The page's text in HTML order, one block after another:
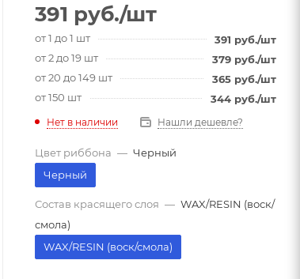
391 руб./шт
от 1 до 1 шт 391 руб./шт
от 2 до 19 шт
379 руб./шт
от 20 до 149 шт
365 руб./шт
от 150 шт
344 руб./шт
Нет в наличии Нашли дешевле?
Цвет риббона — Черный
Черный
Состав красящего слоя — WAX/RESIN (воск/
смола)
WAX/RESIN (воск/смола)